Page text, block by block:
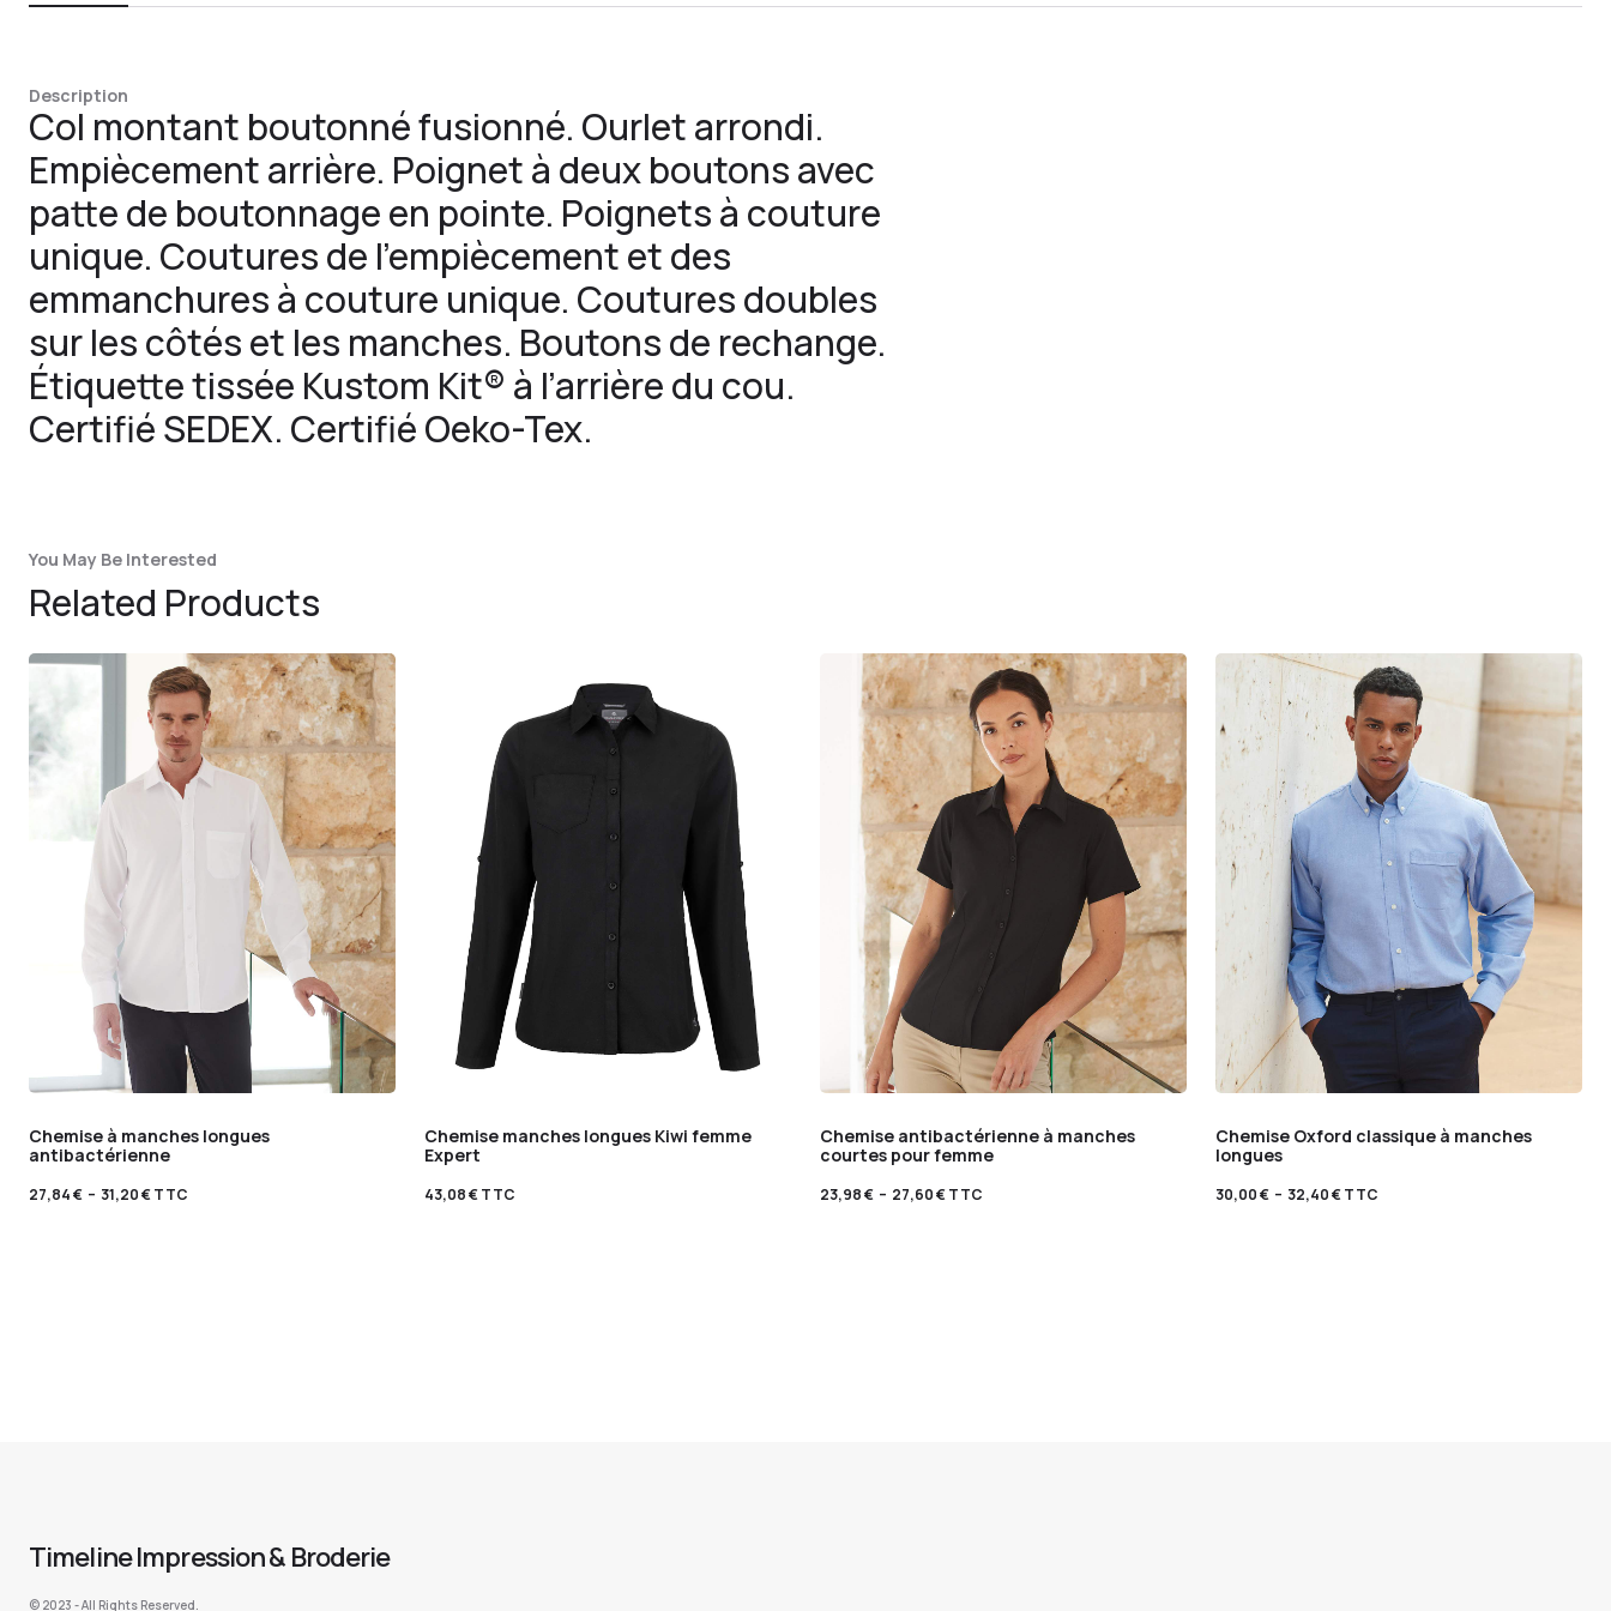
Description
Col montant boutonné fusionné. Ourlet arrondi.
Empiècement arrière. Poignet à deux boutons avec
patte de boutonnage en pointe. Poignets à couture
unique. Coutures de l’empiècement et des
emmanchures à couture unique. Coutures doubles
sur les côtés et les manches. Boutons de rechange.
Étiquette tissée Kustom Kit® à l’arrière du cou.
Certifié SEDEX. Certifié Oeko-Tex.
You May Be Interested
Related Products
Chemise à manches longues
antibactérienne
27,84€ – 31,20€TTC
Chemise manches longues Kiwi femme
Expert
43,08€TTC
Chemise antibactérienne à manches
courtes pour femme
23,98€ – 27,60€TTC
Chemise Oxford classique à manches
longues
30,00€ – 32,40€TTC
Timeline Impression & Broderie
©️ 2023 - All Rights Reserved.